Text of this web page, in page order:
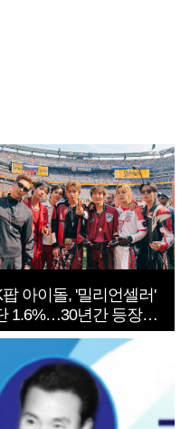
팝 아이돌, '밀리언셀러'
1.6%…30년간 등장
개팀 전수조사